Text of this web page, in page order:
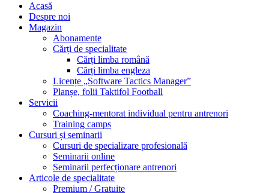
Acasă
Despre noi
Magazin
Abonamente
Cărți de specialitate
Cărți limba română
Cărți limba engleza
Licențe „Software Tactics Manager”
Planșe, folii Taktifol Football
Servicii
Coaching-mentorat individual pentru antrenori
Training camps
Cursuri și seminarii
Cursuri de specializare profesională
Seminarii online
Seminarii perfecționare antrenori
Articole de specialitate
Premium / Gratuite